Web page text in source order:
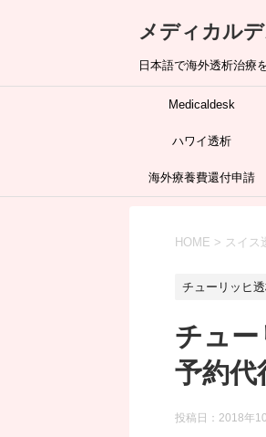
メディカル
日本語で海外透析治
Medicaldesk
ハワイ透析
海外療養費還付申請
HOME > スイス
チューリッヒ
チュー
予約代
投稿日： 2018年